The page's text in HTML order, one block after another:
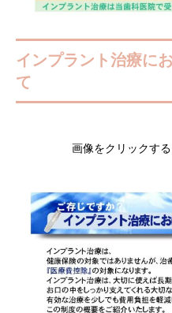
インプラント治療に
て
画像をクリックす